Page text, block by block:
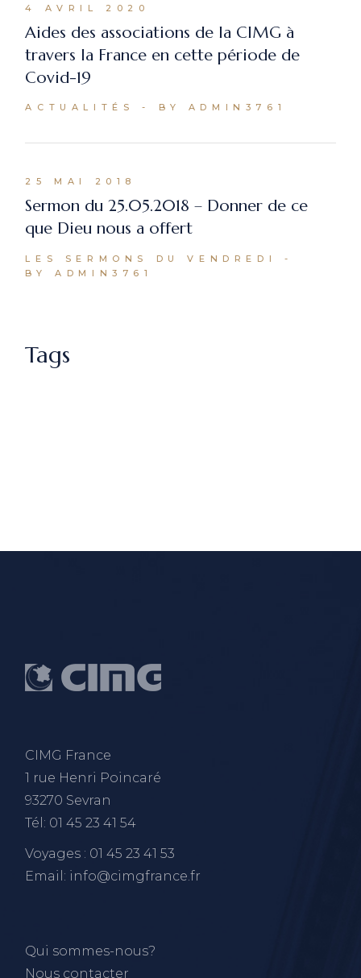
4 AVRIL 2020
Aides des associations de la CIMG à
travers la France en cette période de
Covid-19
ACTUALITÉS BY ADMIN3761
25 MAI 2018
Sermon du 25.05.2018 – Donner de ce
que Dieu nous a offert
LES SERMONS DU VENDREDI
BY ADMIN3761
Tags
CIMG France
1 rue Henri Poincaré
93270 Sevran
Tél: 01 45 23 41 54
Voyages : 01 45 23 41 53
Email: info@cimgfrance.fr
Qui sommes-nous?
Nous contacter